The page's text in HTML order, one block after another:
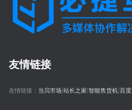
友情链接
友情链接： 当贝市场 站长之家 智能售货机 百度